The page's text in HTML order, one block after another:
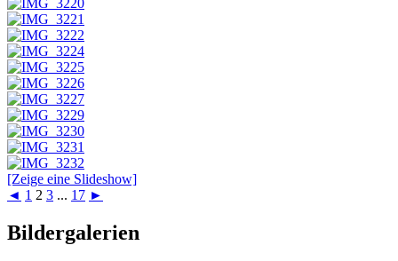
[Zeige eine Slideshow]
◄ 1 2 3 ... 17 ►
Primärer
Bildergalerien